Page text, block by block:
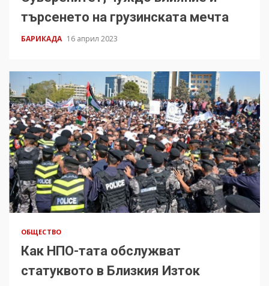
търсенето на грузинската мечта
БАРИКАДА 16 април 2023
ОБЩЕСТВО
Как НПО-тата обслужват
статуквото в Близкия Изток